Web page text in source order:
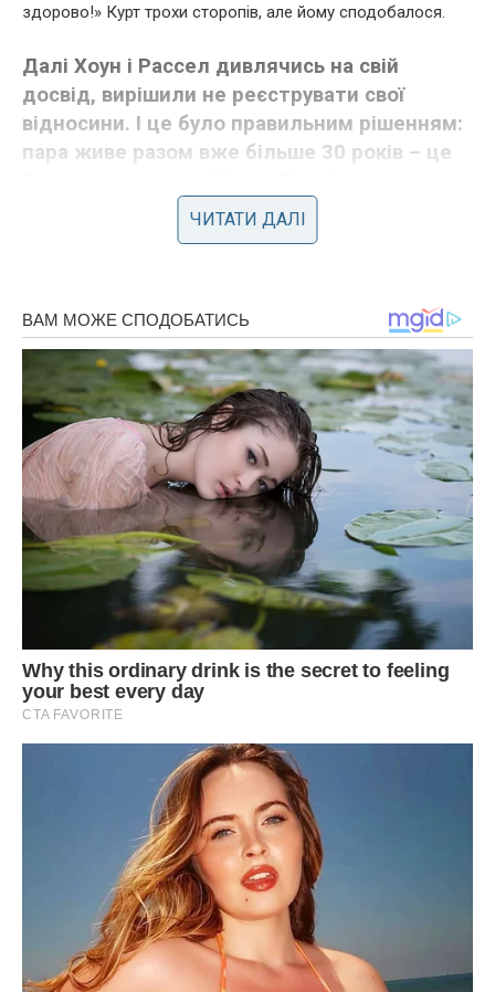
здорово!» Курт трохи сторопів, але йому сподобалося.
Далі Хоун і Рассел дивлячись на свій
досвід, вирішили не реєструвати свої
відносини. І це було правильним рішенням:
пара живе разом вже більше 30 років – це
Разом вони виростили чотирьох дітей, у них є спільна
«За бортом», де Голді зіграла примхливу багату дамочку,
яку намагається виховувати бідний теслі Курта Рассела і
його чотирьох неслухняних дітей.
ЧИТАТИ ДАЛІ